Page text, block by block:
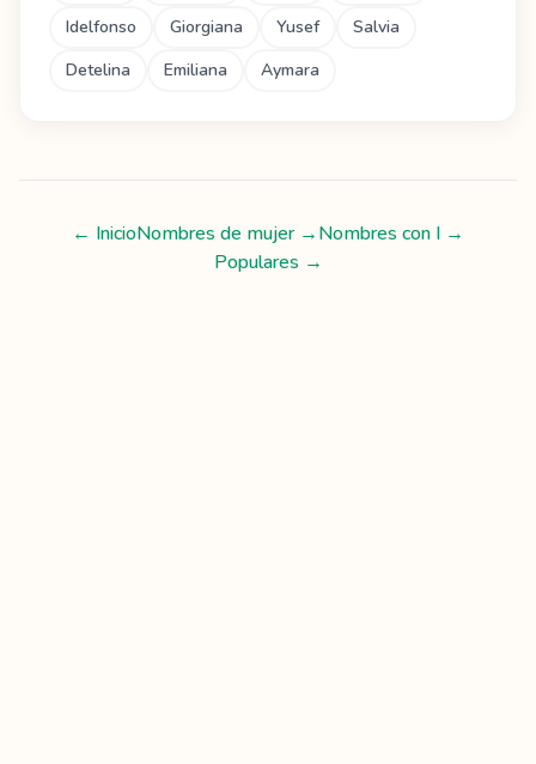
Idelfonso
Giorgiana Yusef
Salvia
Detelina
Emiliana Aymara
← InicioNombres de mujer→Nombres con I →
Populares →